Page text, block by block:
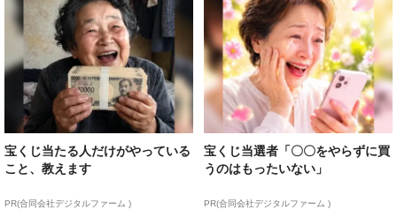
宝くじ当たる人だけがやっている
こと、教えます
PR(合同会社デジタルファーム )
宝くじ当選者「〇〇をやらずに買
うのはもったいない」
PR(合同会社デジタルファーム )